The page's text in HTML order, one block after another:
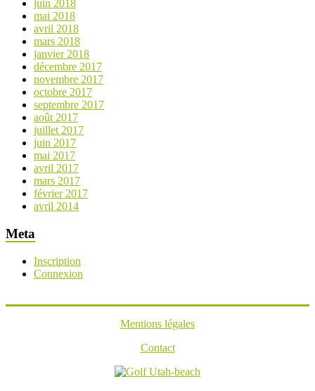
juin 2018
mai 2018
avril 2018
mars 2018
janvier 2018
décembre 2017
novembre 2017
octobre 2017
septembre 2017
août 2017
juillet 2017
juin 2017
mai 2017
avril 2017
mars 2017
février 2017
avril 2014
Meta
Inscription
Connexion
Mentions légales
Contact